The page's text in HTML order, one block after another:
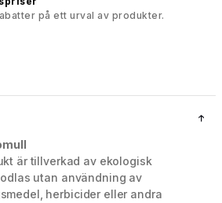
på ett urval av produkter.
är tillverkad av ekologisk
utan användning av
herbicider eller andra